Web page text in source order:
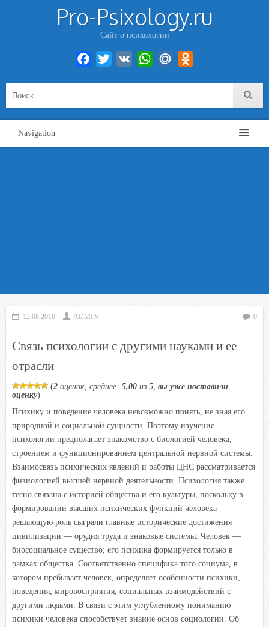
Pro-Psixology.ru
Сайт о психологии
Facebook
Twitter VK WhatsAppMail.Ru
Navigation
12.08.2010 ADMIN 0
Связь психологии с другими науками и ее
отрасли
(2 оценок, среднее: 5,00 из 5, вы уже поставили
оценку)
Психику и поведение человека невозможно понять, не зная его
природной и социальной сущности. Поэтому изучение
психологии предполагает знакомство с биологией человека,
строением и функционированием центральной нервной системы.
Взаимосвязь психических явлений и работы ЦНС рассматривается
физиологией высшей нервной деятельности. Психология также
тесно связана с историей общества и его культуры, поскольку в
формировании высших психических функций человека
решающую роль сыграли главные исторические достижения
цивилизации — орудия труда и знаковые системы. Человек —
биосоциальное существо; его психика формируется только в
рамках общества. Соответственно специфика того социума, в
котором пребывает человек, определяет особенности психики,
поведения, мировосприятия, социальных взаимодействий с
другими людьми. В связи с этим углубленному пониманию
психики человека способствует знание основ социологии. Об